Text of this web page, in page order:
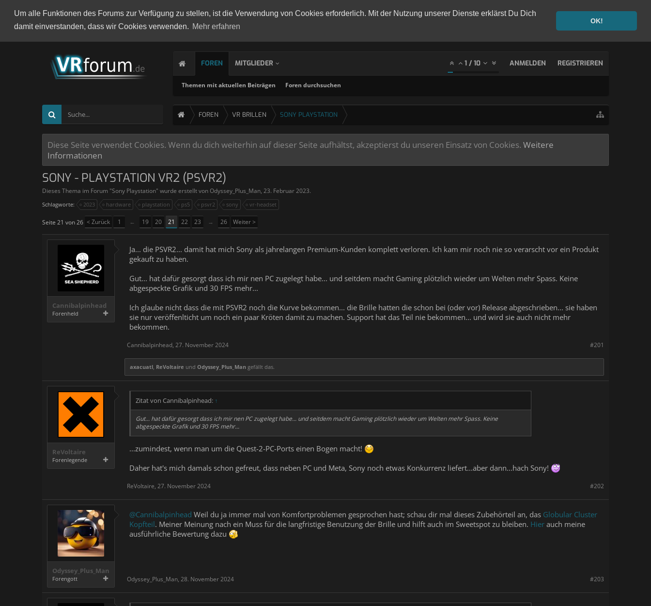
Um alle Funktionen des Forums zur Verfügung zu stellen, ist die Verwendung von Cookies erforderlich. Mit der Nutzung unserer Dienste erklärst Du Dich
damit einverstanden, dass wir Cookies verwenden. Mehr erfahren
OK!
FOREN
Themen mit aktuellen Beiträgen Foren durchsuchen
MITGLIEDER 1 / 10 ANMELDEN REGISTRIEREN
FOREN VR BRILLEN SONY PLAYSTATION
Diese Seite verwendet Cookies. Wenn du dich weiterhin auf dieser Seite aufhältst, akzeptierst du unseren Einsatz von Cookies. Weitere
Informationen
SONY - PLAYSTATION VR2 (PSVR2)
Dieses Thema im Forum "Sony Playstation" wurde erstellt vonOdyssey_Plus_Man, 23. Februar 2023.
Schlagworte: 2023 hardware playstation ps5 psvr2 sony vr-headset
Seite 21 von 26 < Zurück 1 ← 19 20 21 22 23 → 26 Weiter >
Cannibalpinhead
Forenheld
Ja... die PSVR2... damit hat mich Sony als jahrelangen Premium-Kunden komplett verloren. Ich kam mir noch nie so verarscht vor ein Produkt
gekauft zu haben.
Gut... hat dafür gesorgt dass ich mir nen PC zugelegt habe... und seitdem macht Gaming plötzlich wieder um Welten mehr Spass. Keine
abgespeckte Grafik und 30 FPS mehr...
Ich glaube nicht dass die mit PSVR2 noch die Kurve bekommen... die Brille hatten die schon bei (oder vor) Release abgeschrieben... sie haben
sie nur veröffenlticht um noch ein paar Kröten damit zu machen. Support hat das Teil nie bekommen... und wird sie auch nicht mehr
bekommen.
#201
Cannibalpinhead, 27. November 2024
axacuatl, ReVoltaire und Odyssey_Plus_Man gefällt das.
ReVoltaire
Forenlegende
Zitat von Cannibalpinhead: ↑
Gut... hat dafür gesorgt dass ich mir nen PC zugelegt habe... und seitdem macht Gaming plötzlich wieder um Welten mehr Spass. Keine
abgespeckte Grafik und 30 FPS mehr...
...zumindest, wenn man um die Quest-2-PC-Ports einen Bogen macht!
Daher hat's mich damals schon gefreut, dass neben PC und Meta, Sony noch etwas Konkurrenz liefert...aber dann...hach Sony!
#202
ReVoltaire, 27. November 2024
Odyssey_Plus_Man
Forengott
@Cannibalpinhead Weil du ja immer mal von Komfortproblemen gesprochen hast; schau dir mal dieses Zubehörteil an, das Globular Cluster
Kopfteil. Meiner Meinung nach ein Muss für die langfristige Benutzung der Brille und hilft auch im Sweetspot zu bleiben. Hier auch meine
ausführliche Bewertung dazu
#203
Odyssey_Plus_Man, 28. November 2024